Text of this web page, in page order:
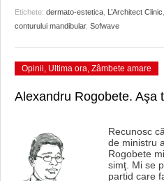
JURNAL DE CAMPANIE
ZÂMBETE AMARE
CU OIŞTEA-N
FINANŢĂRI DE LA A LA Z
ULTRAMARIN VA
CULTURA
FILME DOCUMENTARE
CLIPURI VIDEO
AFACERI
SĂNĂTATE
MAI MULTE
INFO SI UTILE
CULTURA
Etichete: dermato-estetica L’Architect Clinic
conturului mandibular, Sofwave
Opinii, Ultima ora, Zâmbete amare
Alexandru Rogobete. Aşa
Recunosc
de ministru
Rogobete
simţ. Mi se
partid care